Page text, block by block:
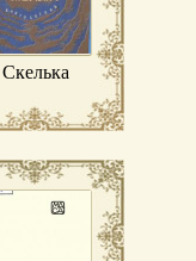
Скелька